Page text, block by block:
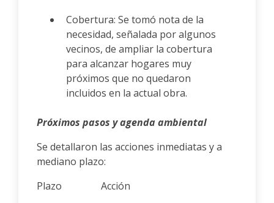
Cobertura: Se tomó nota de la
necesidad, señalada por algunos
vecinos, de ampliar la cobertura
para alcanzar hogares muy
próximos que no quedaron
incluidos en la actual obra.
Próximos pasos y agenda ambiental
Se detallaron las acciones inmediatas y a
mediano plazo:
Plazo Acción